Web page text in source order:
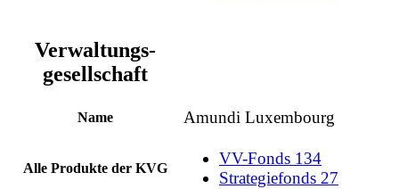
Verwaltungs-
gesellschaft
Name Amundi Luxembourg
Alle Produkte der KVG
VV-Fonds 134
Strategiefonds 27